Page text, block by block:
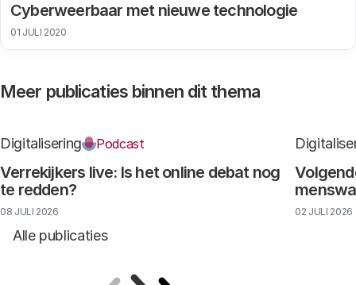
Cyberweerbaar met nieuwe technologie
01 JULI 2020
Meer publicaties binnen dit thema
Alle publicaties
Verrekijkers live: Is het online debat nog
te redden?
Digitalisering Podcast
08 JULI 2026 02 JULI 2026